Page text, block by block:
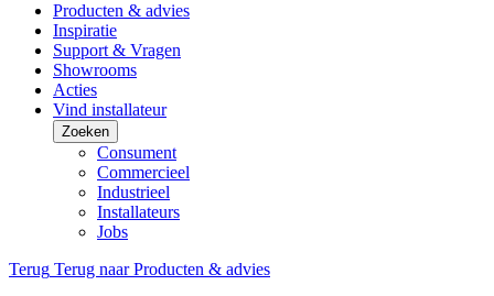
Producten & advies
Inspiratie
Support & Vragen
Showrooms
Acties
Vind installateur
Zoeken
Consument
Commercieel
Industrieel
Installateurs
Jobs
Terug Terug naar Producten & advies